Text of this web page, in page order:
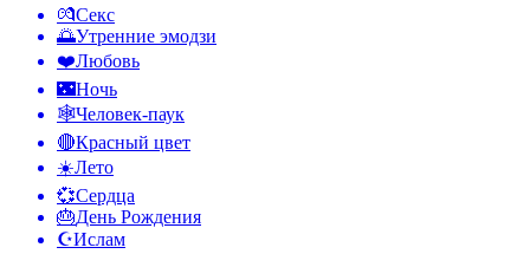
💏Секс
🌅Утренние эмодзи
❤️Любовь
🌃Ночь
🕸️Человек-паук
🔴Красный цвет
☀️Лето
💞Сердца
🎂День Рождения
☪️Ислам